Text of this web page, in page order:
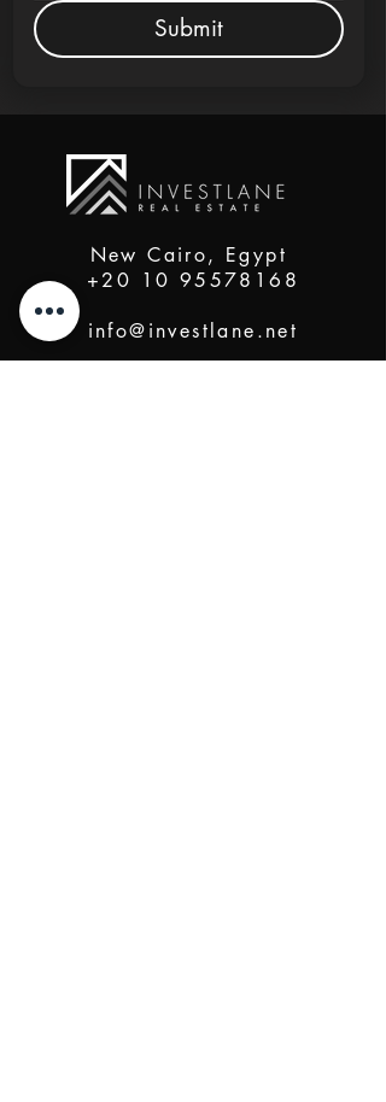
Submit
New Cairo, Egypt
+20 10 95578168
info@investlane.net